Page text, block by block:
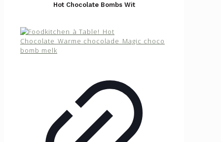
Hot Chocolate Bombs Wit